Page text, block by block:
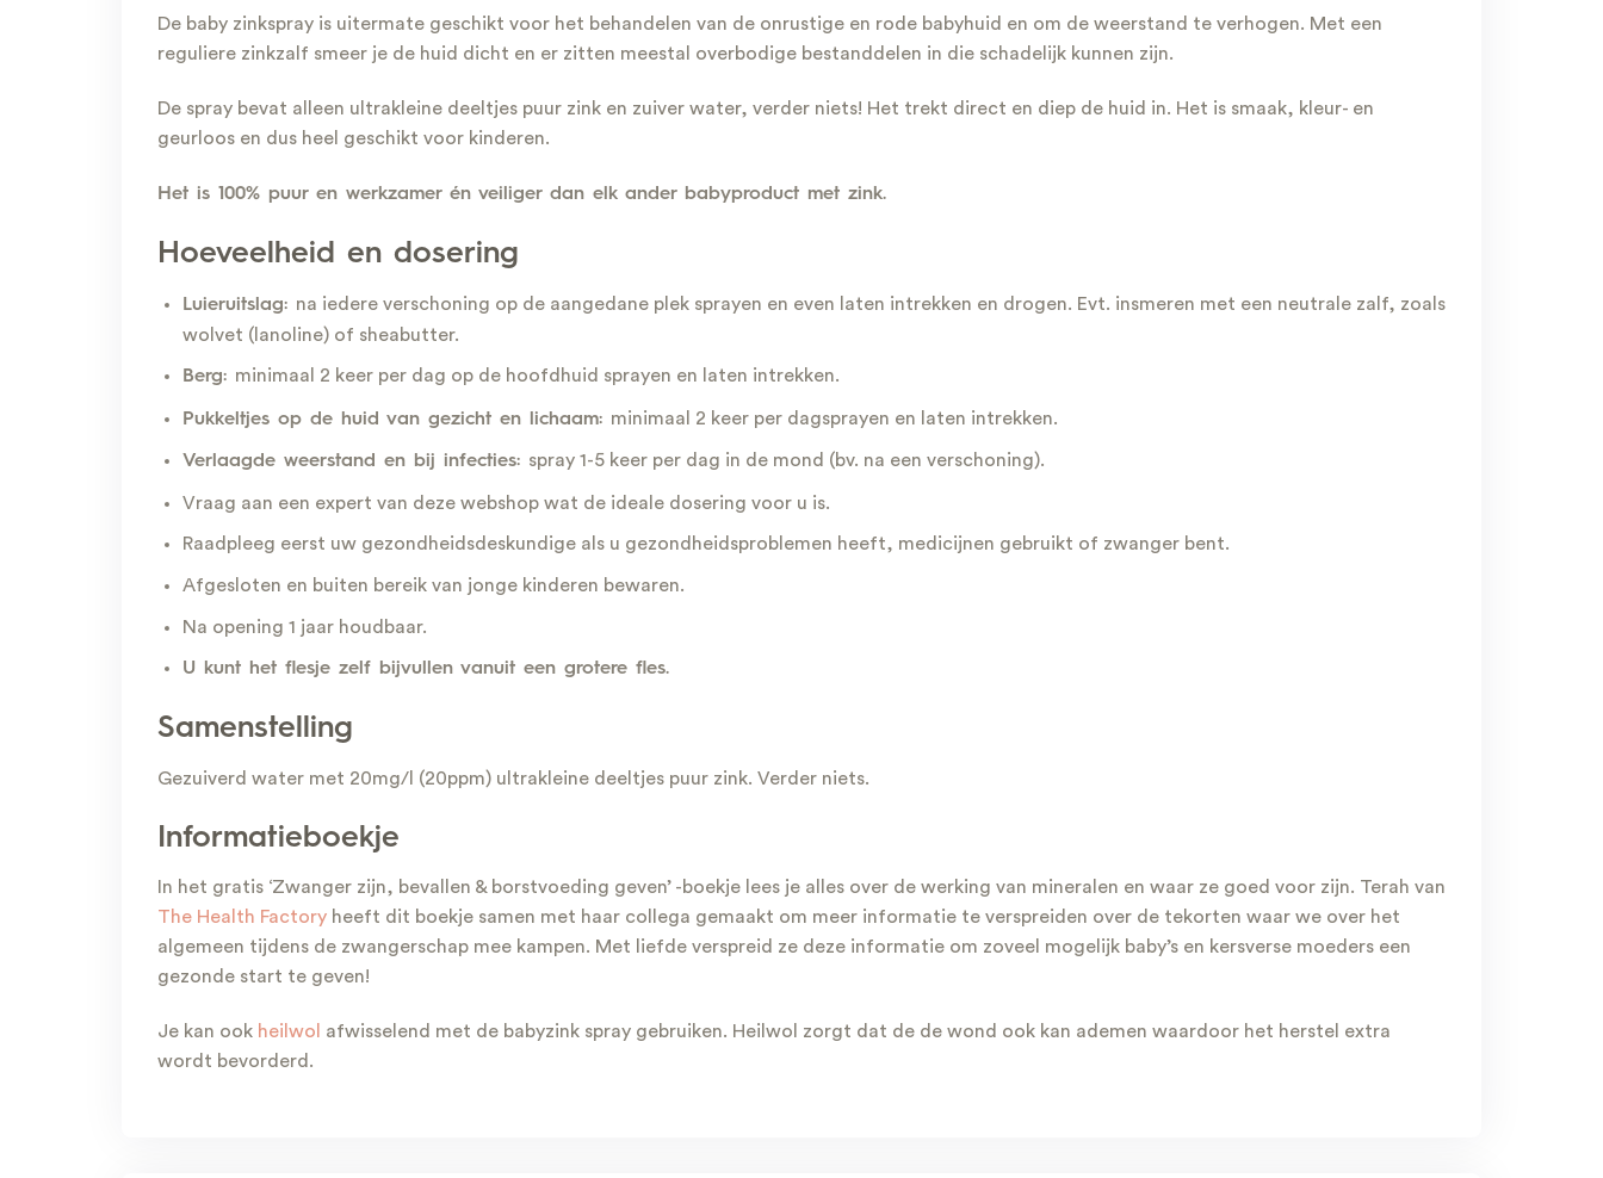
De baby zinkspray is uitermate geschikt voor het behandelen van de onrustige en rode babyhuid en om de weerstand te verhogen. Met een
reguliere zinkzalf smeer je de huid dicht en er zitten meestal overbodige bestanddelen in die schadelijk kunnen zijn.
De spray bevat alleen ultrakleine deeltjes puur zink en zuiver water, verder niets! Het trekt direct en diep de huid in. Het is smaak, kleur- en
geurloos en dus heel geschikt voor kinderen.
Het is 100% puur en werkzamer én veiliger dan elk ander babyproduct met zink.
Hoeveelheid en dosering
Luieruitslag: na iedere verschoning op de aangedane plek sprayen en even laten intrekken en drogen. Evt. insmeren met een neutrale zalf, zoals
wolvet (lanoline) of sheabutter.
Berg: minimaal 2 keer per dag op de hoofdhuid sprayen en laten intrekken.
Pukkeltjes op de huid van gezicht en lichaam: minimaal 2 keer per dagsprayen en laten intrekken.
Verlaagde weerstand en bij infecties: spray 1-5 keer per dag in de mond (bv. na een verschoning).
Vraag aan een expert van deze webshop wat de ideale dosering voor u is.
Raadpleeg eerst uw gezondheidsdeskundige als u gezondheidsproblemen heeft, medicijnen gebruikt of zwanger bent.
Afgesloten en buiten bereik van jonge kinderen bewaren.
Na opening 1 jaar houdbaar.
U kunt het flesje zelf bijvullen vanuit een grotere fles.
Samenstelling
Gezuiverd water met 20mg/l (20ppm) ultrakleine deeltjes puur zink. Verder niets.
Informatieboekje
In het gratis ‘Zwanger zijn, bevallen & borstvoeding geven’ -boekje lees je alles over de werking van mineralen en waar ze goed voor zijn. Terah van
The Health Factory heeft dit boekje samen met haar collega gemaakt om meer informatie te verspreiden over de tekorten waar we over het
algemeen tijdens de zwangerschap mee kampen. Met liefde verspreid ze deze informatie om zoveel mogelijk baby’s en kersverse moeders een
gezonde start te geven!
Je kan ook heilwol
afwisselend met de babyzink spray gebruiken. Heilwol zorgt dat de de wond ook kan ademen waardoor het herstel extra
wordt bevorderd.